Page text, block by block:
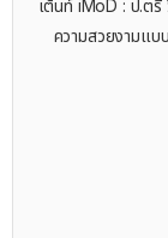
เต้นท์ iMoD : ป.ต
ความสวยงามแ